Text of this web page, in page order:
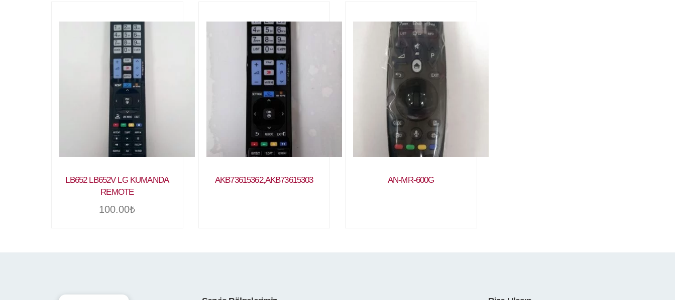
LB652 LB652V LG KUMANDA
REMOTE
100.00₺
AKB73615362,AKB73615303 AN-MR-600G